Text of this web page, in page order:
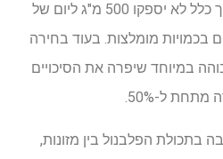
שפירות וירקות הנצרכים בדרך כלל לא יספקו 500 מ"ג ליום של
בכמויות מומלצות. בעוד בחירה
במיוחד שיפרה את הסיכויים
ל-50%.
בתכולת הפלבנול בין מזונות,